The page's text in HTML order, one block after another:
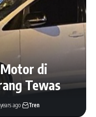
di
Tewas
ago Tren